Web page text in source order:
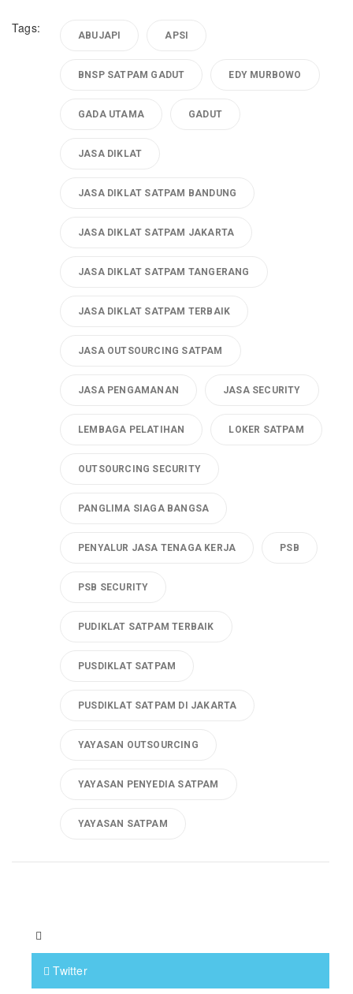
Tags: ABUJAPI APSI
BNSP SATPAM GADUT EDY MURBOWO
GADA UTAMA GADUT
JASA DIKLAT
JASA DIKLAT SATPAM BANDUNG
JASA DIKLAT SATPAM JAKARTA
JASA DIKLAT SATPAM TANGERANG
JASA DIKLAT SATPAM TERBAIK
JASA OUTSOURCING SATPAM
JASA PENGAMANAN JASA SECURITY
LEMBAGA PELATIHAN LOKER SATPAM
OUTSOURCING SECURITY
PANGLIMA SIAGA BANGSA
PENYALUR JASA TENAGA KERJA PSB
PSB SECURITY
PUDIKLAT SATPAM TERBAIK
PUSDIKLAT SATPAM
PUSDIKLAT SATPAM DI JAKARTA
YAYASAN OUTSOURCING
YAYASAN PENYEDIA SATPAM
YAYASAN SATPAM
Twitter